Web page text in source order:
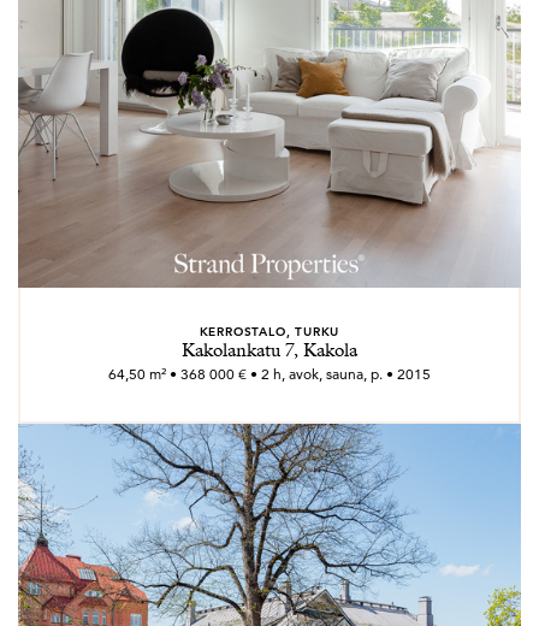
KERROSTALO, TURKU
Kakolankatu 7, Kakola
64,50 m² • 368 000 € • 2 h, avok, sauna, p. • 2015